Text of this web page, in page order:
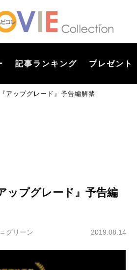
記事ランキング プレゼント
アップグレード』予告編解禁
ップグレード』予告編
グリーン 2019.08.14